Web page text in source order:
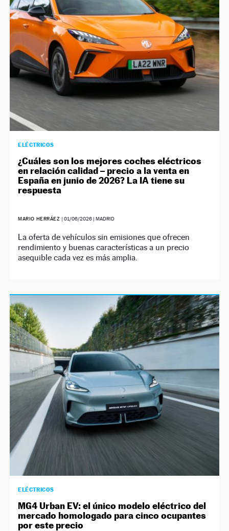
NEWSLETTER
SÍGUENOS
ELÉCTRICOS
¿Cuáles son los mejores coches eléctricos
en relación calidad – precio a la venta en
España en junio de 2026? La IA tiene su
respuesta
MARIO HERRÁEZ | 01/06/2026| MADRID
La oferta de vehículos sin emisiones que ofrecen
rendimiento y buenas características a un precio
asequible cada vez es más amplia.
ELÉCTRICOS
MG4 Urban EV: el único modelo eléctrico del
mercado homologado para cinco ocupantes
por este precio